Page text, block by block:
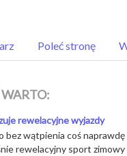
Poleć stronę
rewelacyjne wyjazdy
bez wątpienia coś
rewelacyjny sport